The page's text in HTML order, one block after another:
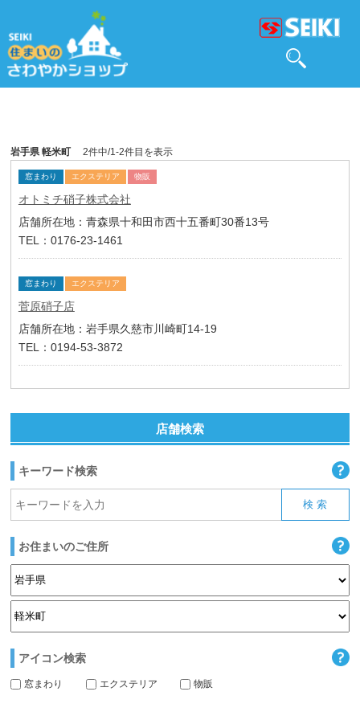
岩手県 軽米町 2件中/1-2件目を表示
窓まわり エクステリア 物販
オトミチ硝子株式会社
店舗所在地：青森県十和田市西十五番町30番13号
TEL：0176-23-1461
窓まわり エクステリア
菅原硝子店
店舗所在地：岩手県久慈市川崎町14-19
TEL：0194-53-3872
店舗検索
キーワード検索
お住まいのご住所
アイコン検索
窓まわり エクステリア 物販